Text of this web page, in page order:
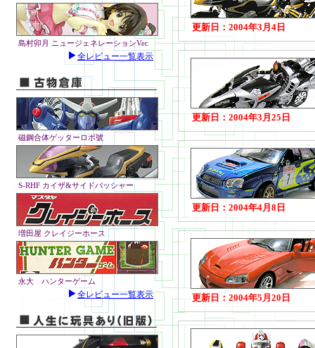
島村卯月 ニュージェネレーションVer.
全レビュー一覧表示
磁鋼合体ゲッターロボ號
S-RHF カイザ&サイドバッシャー
増田屋 クレイジーホース
永大 ハンターゲーム
全レビュー一覧表示
更新日：2004年3月4日
更新日：2004年3月25日
更新日：2004年4月8日
更新日：2004年5月20日